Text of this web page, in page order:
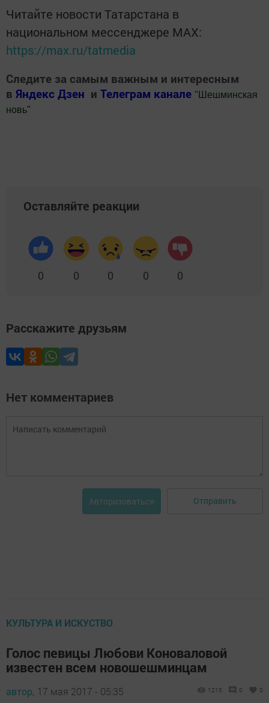
Читайте новости Татарстана в
национальном мессенджере MАХ:
https://max.ru/tatmedia
Следите за самым важным и интересным
в Яндекс Дзен и Телеграм канале " Шешминская
новь"
Оставляйте реакции
0 0 0 0 0
Расскажите друзьям
Нет комментариев
Авторизоваться Отправить
КУЛЬТУРА И ИСКУСТВО
Голос певицы Любови Коноваловой
известен всем новошешминцам
автор, 17 мая 2017 - 05:35 1215 0 0